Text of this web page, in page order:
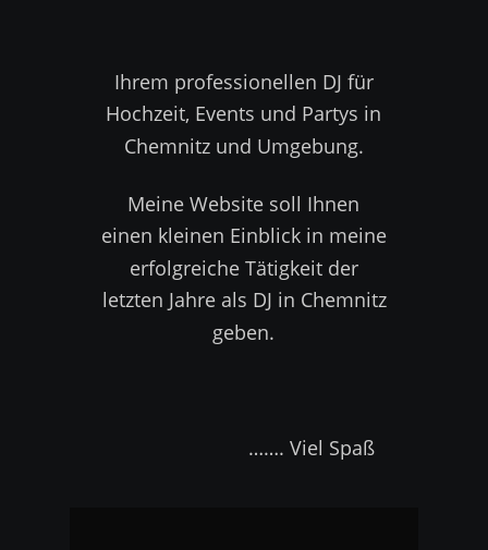
Ihrem professionellen DJ für
Hochzeit, Events und Partys in
Chemnitz und Umgebung.
Meine Website soll Ihnen
einen kleinen Einblick in meine
erfolgreiche Tätigkeit der
letzten Jahre als DJ in Chemnitz
geben.
                         ……. Viel Spaß